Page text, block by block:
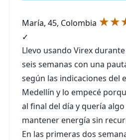
María, 45, Colombia
✓
Llevo usando Virex
seis semanas con una
según las indicaciones del
Medellín y lo empecé
al final del día y quería
mantener energía sin
En las primeras dos